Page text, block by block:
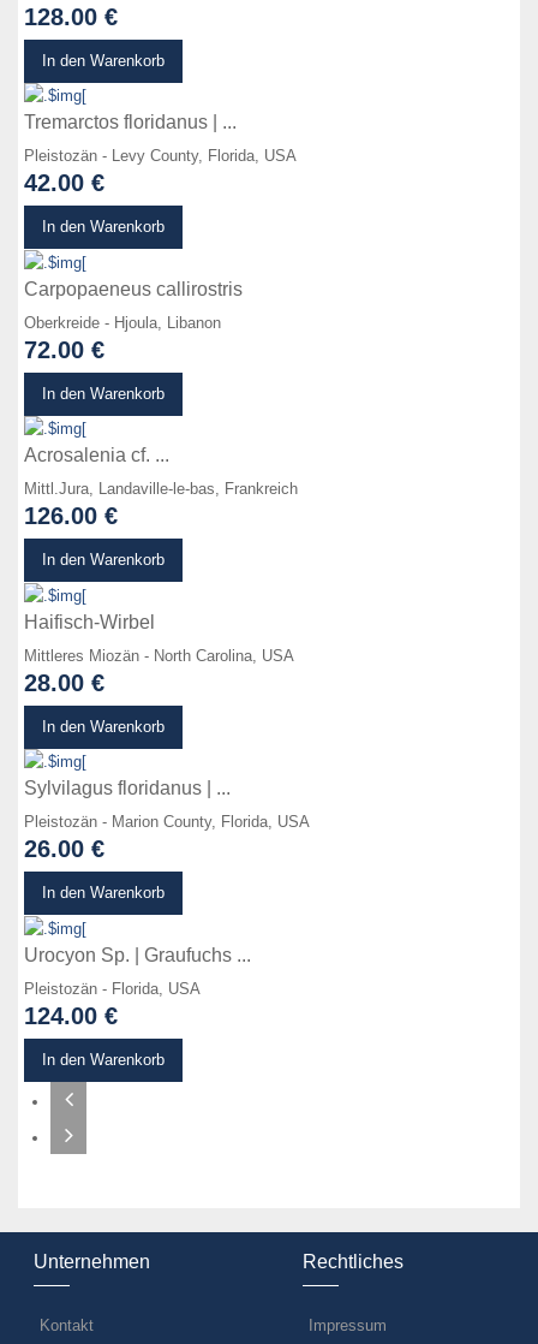
128.00 €
In den Warenkorb
Tremarctos floridanus | ...
Pleistozän - Levy County, Florida, USA
42.00 €
In den Warenkorb
Carpopaeneus callirostris
Oberkreide - Hjoula, Libanon
72.00 €
In den Warenkorb
Acrosalenia cf. ...
Mittl.Jura, Landaville-le-bas, Frankreich
126.00 €
In den Warenkorb
Haifisch-Wirbel
Mittleres Miozän - North Carolina, USA
28.00 €
In den Warenkorb
Sylvilagus floridanus | ...
Pleistozän - Marion County, Florida, USA
26.00 €
In den Warenkorb
Urocyon Sp. | Graufuchs ...
Pleistozän - Florida, USA
124.00 €
In den Warenkorb
Unternehmen
Kontakt
Rechtliches
Impressum